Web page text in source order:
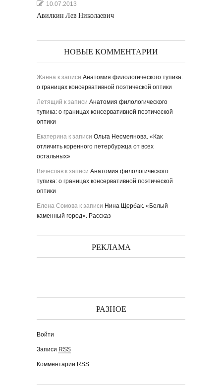
10.07.2013
Авилкин Лев Николаевич
НОВЫЕ КОММЕНТАРИИ
Жанна к записи Анатомия филологического тупика:
о границах консервативной поэтической оптики
Летящий к записи Анатомия филологического
тупика: о границах консервативной поэтической
оптики
Екатерина к записи Ольга Несмеянова. «Как
отличить коренного петербуржца от всех
остальных»
Вячеслав к записи Анатомия филологического
тупика: о границах консервативной поэтической
оптики
Елена Сомова к записи Нина Щербак. «Белый
каменный город». Рассказ
РЕКЛАМА
РАЗНОЕ
Войти
Записи RSS
Комментарии RSS